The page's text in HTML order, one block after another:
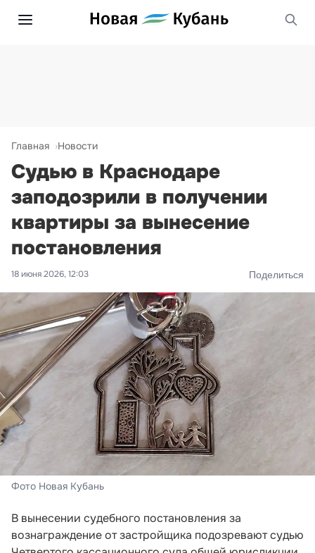
Главная Новости
Судью в Краснодаре
заподозрили в получении
квартиры за вынесение
постановления
18 июня 2026, 12:03 Поделиться
Фото Новая Кубань
В вынесении судебного постановления за
вознаграждение от застройщика подозревают судью